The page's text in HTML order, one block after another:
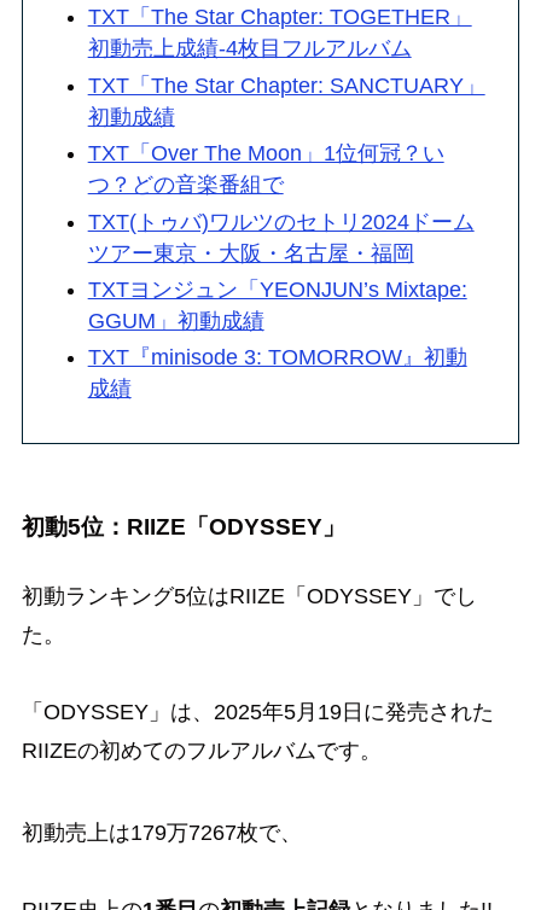
TXT「The Star Chapter: TOGETHER」
初動売上成績-4枚目フルアルバム
TXT「The Star Chapter: SANCTUARY」
初動成績
TXT「Over The Moon」1位何冠？い
つ？どの音楽番組で
TXT(トゥバ)ワルツのセトリ2024ドーム
ツアー東京・大阪・名古屋・福岡
TXTヨンジュン「YEONJUN’s Mixtape:
GGUM」初動成績
TXT『minisode 3: TOMORROW』初動
成績
初動5位：RIIZE「ODYSSEY」
初動ランキング5位はRIIZE「ODYSSEY」でし
た。
「ODYSSEY」は、2025年5月19日に発売された
RIIZEの初めてのフルアルバムです。
初動売上は179万7267枚で、